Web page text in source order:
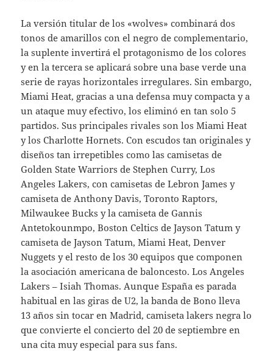
La versión titular de los «wolves» combinará dos
tonos de amarillos con el negro de complementario,
la suplente invertirá el protagonismo de los colores
y en la tercera se aplicará sobre una base verde una
serie de rayas horizontales irregulares. Sin embargo,
Miami Heat, gracias a una defensa muy compacta y a
un ataque muy efectivo, los eliminó en tan solo 5
partidos. Sus principales rivales son los Miami Heat
y los Charlotte Hornets. Con escudos tan originales y
diseños tan irrepetibles como las camisetas de
Golden State Warriors de Stephen Curry, Los
Angeles Lakers, con camisetas de Lebron James y
camiseta de Anthony Davis, Toronto Raptors,
Milwaukee Bucks y la camiseta de Gannis
Antetokounmpo, Boston Celtics de Jayson Tatum y
camiseta de Jayson Tatum, Miami Heat, Denver
Nuggets y el resto de los 30 equipos que componen
la asociación americana de baloncesto. Los Angeles
Lakers – Isiah Thomas. Aunque España es parada
habitual en las giras de U2, la banda de Bono lleva
13 años sin tocar en Madrid, camiseta lakers negra lo
que convierte el concierto del 20 de septiembre en
una cita muy especial para sus fans.